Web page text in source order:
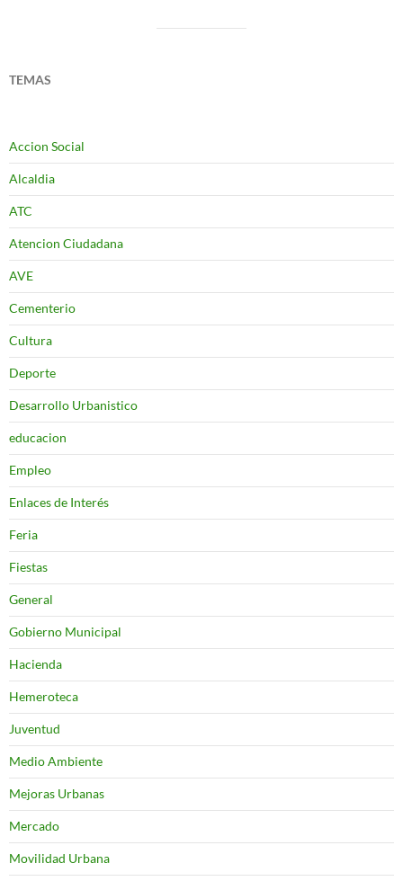
TEMAS
Accion Social
Alcaldia
ATC
Atencion Ciudadana
AVE
Cementerio
Cultura
Deporte
Desarrollo Urbanistico
educacion
Empleo
Enlaces de Interés
Feria
Fiestas
General
Gobierno Municipal
Hacienda
Hemeroteca
Juventud
Medio Ambiente
Mejoras Urbanas
Mercado
Movilidad Urbana